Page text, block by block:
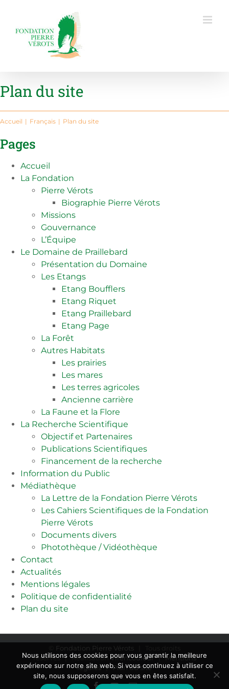
contenu
Plan du site
Accueil Français Plan du site
Pages
Accueil
La Fondation
Pierre Vérots
Biographie Pierre Vérots
Missions
Gouvernance
L’Équipe
Le Domaine de Praillebard
Présentation du Domaine
Les Etangs
Etang Boufflers
Etang Riquet
Etang Praillebard
Etang Page
La Forêt
Autres Habitats
Les prairies
Les mares
Les terres agricoles
Ancienne carrière
La Faune et la Flore
La Recherche Scientifique
Objectif et Partenaires
Publications Scientifiques
Financement de la recherche
Information du Public
Médiathèque
La Lettre de la Fondation Pierre Vérots
Les Cahiers Scientifiques de la Fondation
Pierre Vérots
Documents divers
Photothèque / Vidéothèque
Contact
Actualités
Mentions légales
Politique de confidentialité
Plan du site
Fondation Pierre Vérots
réservés | Réalisation Virencouleur|Mentions
légales|Plan du site
FacebookYouTube
Email
Nous utilisons des cookies pour vous garantir la meilleure
expérience sur notre site web. Si vous continuez à utiliser ce
site, nous supposerons que vous en êtes satisfait.